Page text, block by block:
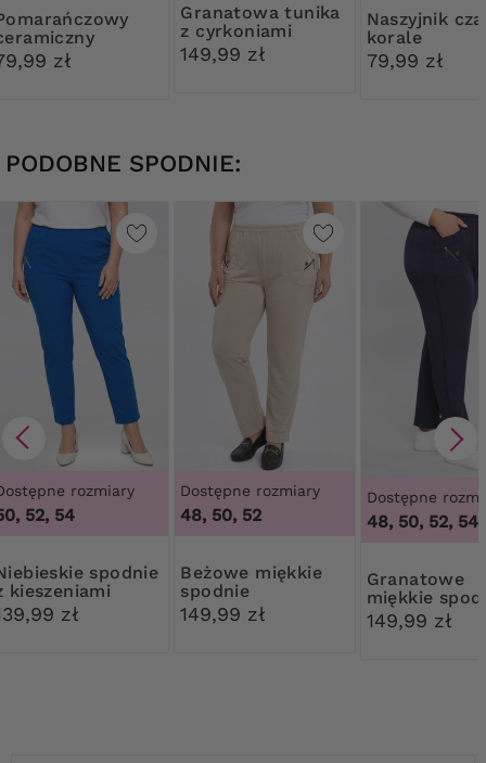
zł
Granatowa tunika
z cyrkoniami
149,99 zł
Naszyjnik czarne
korale
79,99 zł
PODOBNE SPODNIE:
rozmiary
52, 54
kieszeniami
zł
Dostępne rozmiary
48, 50, 52
Beżowe miękkie
spodnie
149,99 zł
Dostępne
48, 50, 52, 54
Granatowe
miękkie
149,99 zł